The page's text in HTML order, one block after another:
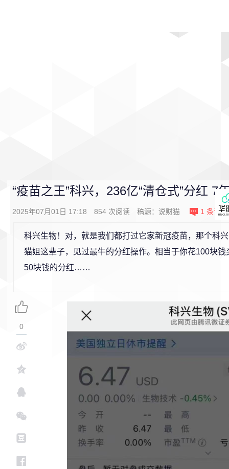
“疫苗之王”科兴，236亿“清仓式”分红 7
2025年07月01日 17:18 854 次阅读 稿源：说财猫 1 条评论
科兴生物！对，就是我们都打过它家新冠疫苗，那个科
猫姐这辈子，见过最牛的分红操作。相当于你花100块钱
50块钱的分红……
0